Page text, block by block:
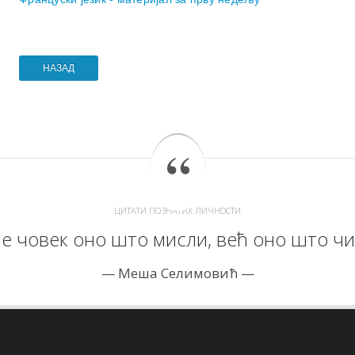
НАЗАД
ЦИТАТИ ПОЗНАТИХ ЛИЧНОСТИ
човек оно што мисли, већ оно што
Меша Селимовић